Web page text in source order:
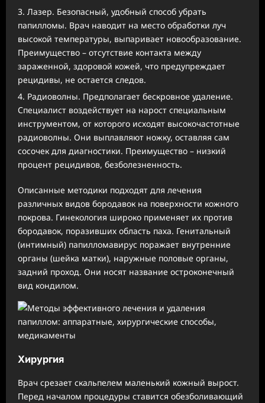
Лазер. Безопасный, удобный способ убрать
папилломы. Врач наводит на место обработки луч
высокой температуры, выпаривает новообразование.
Преимущество – отсутствие контакта между
зараженной, здоровой кожей, что предупреждает
рецидивы, не остается следов.
Радиоволны. Предполагает бескровное удаление.
Специалист воздействует на нарост специальным
инструментом, от которого исходят высокочастотные
радиоволны. Они выплавляют ножку, оставляя сам
сосочек для диагностики. Преимущество – низкий
процент рецидивов, безболезненность.
Описанные методики подходят для лечения
различных видов бородавок на поверхности кожного
покрова. Гинекология широко применяет их против
бородавок, поразивших область паха. Генитальный
(интимный) папилломавирус поражает внутренние
органы (шейка матки), наружные половые органы,
задний проход. Они носят название остроконечный
вид кондилом.
Хирургия
Врач срезает скальпелем маленький кожный вырост.
Перед началом процедуры ставится обезболивающий